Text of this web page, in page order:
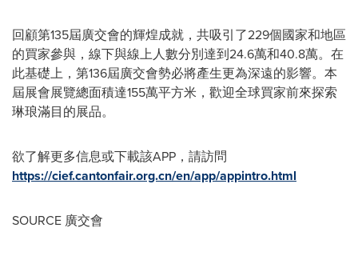
回顧第135屆廣交會的輝煌成就，共吸引了229個國家和地區
的買家參與，線下與線上人數分別達到24.6萬和40.8萬。在
此基礎上，第136屆廣交會勢必將產生更為深遠的影響。本
屆展會展覽總面積達155萬平方米，歡迎全球買家前來探索
琳琅滿目的展品。
欲了解更多信息或下載該APP，請訪問
https://cief.cantonfair.org.cn/en/app/appintro.html
SOURCE 廣交會